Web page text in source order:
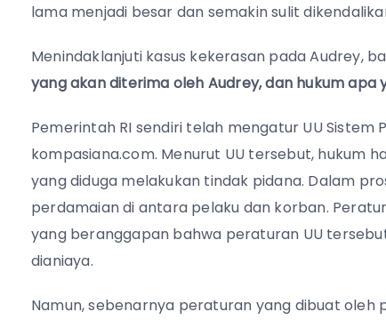
lama menjadi besar dan semakin sulit
Menindaklanjuti kasus kekerasan pada Audrey,
yang akan diterima oleh Audrey, dan hukum apa
Pemerintah RI sendiri telah mengatur UU Sistem
kompasiana.com. Menurut UU tersebut, hukum
yang diduga melakukan tindak pidana. Dalam
perdamaian di antara pelaku dan korban.
yang beranggapan bahwa peraturan UU
dianiaya.
Namun, sebenarnya peraturan yang dibuat